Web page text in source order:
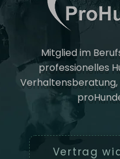
Mitglied im
professionelles
Verhaltensberatung,
Vertrag